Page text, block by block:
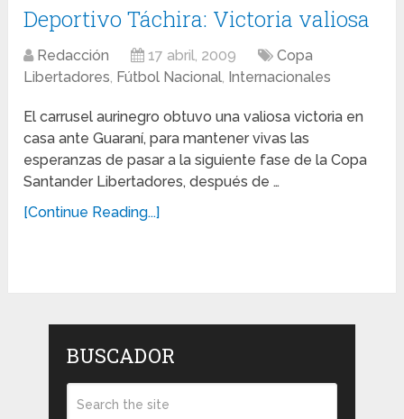
Deportivo Táchira: Victoria valiosa
Redacción 17 abril, 2009
Copa
Libertadores, Fútbol Nacional, Internacionales
El carrusel aurinegro obtuvo una valiosa victoria en
casa ante Guaraní, para mantener vivas las
esperanzas de pasar a la siguiente fase de la Copa
Santander Libertadores, después de …
[Continue Reading...]
BUSCADOR